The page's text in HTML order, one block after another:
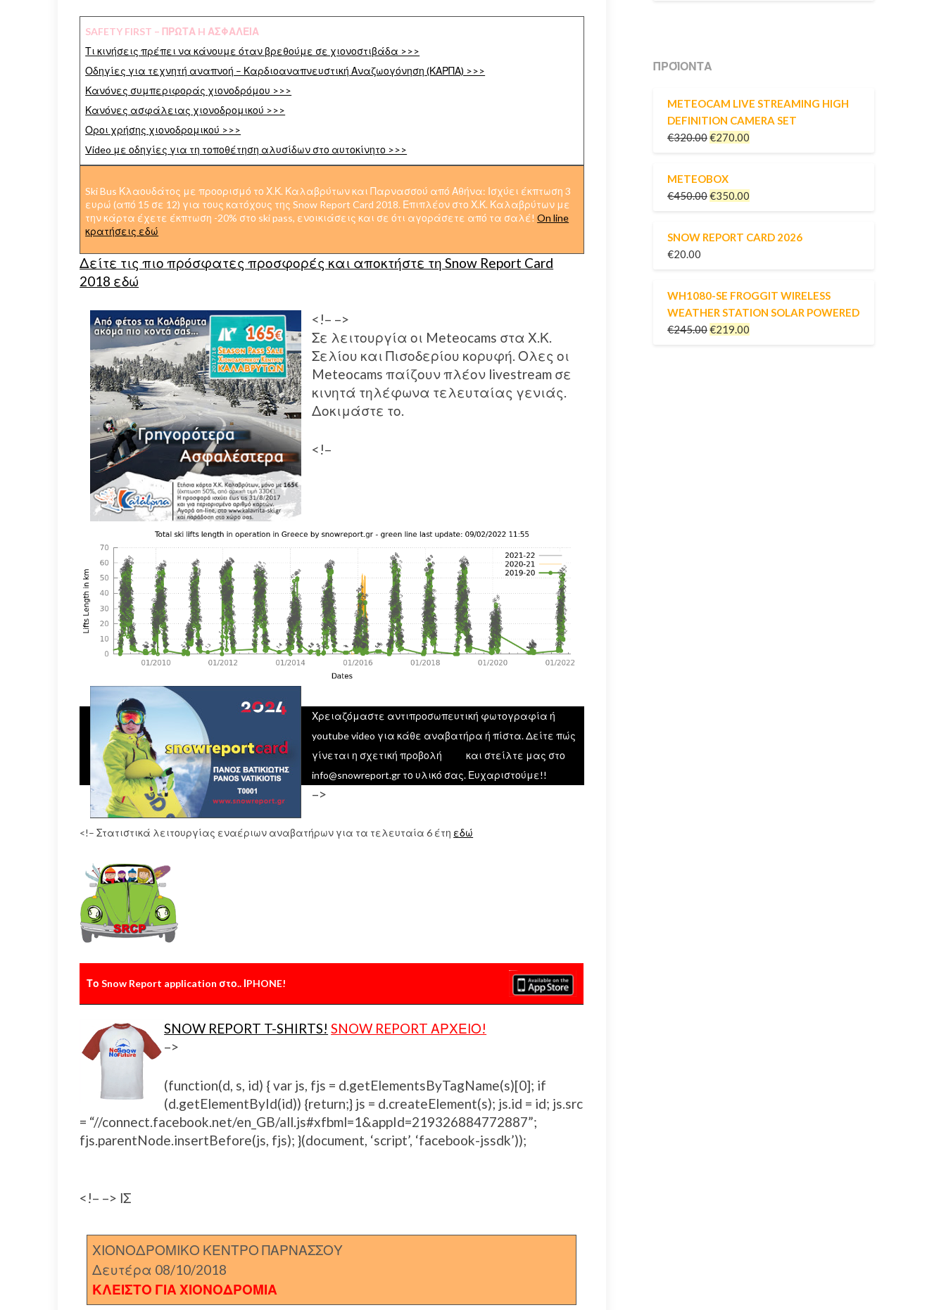
SAFETY FIRST – ΠΡΩΤΑ H ΑΣΦΑΛΕΙΑ
Τι κινήσεις πρέπει να κάνουμε όταν βρεθούμε σε χιονοστιβάδα >>>
Οδηγίες για τεχνητή αναπνοή – Καρδιοαναπνευστική Αναζωογόνηση (ΚΑΡΠΑ) >>>
Κανόνες συμπεριφοράς χιονοδρόμου >>>
Κανόνες ασφάλειας χιονοδρομικού >>>
Οροι χρήσης χιονοδρομικού >>>
Video με οδηγίες για τη τοποθέτηση αλυσίδων στο αυτοκίνητο >>>
Ski Bus Κλαουδάτος με προορισμό το Χ.Κ. Καλαβρύτων και Παρνασσού από Αθήνα: Ισχύει έκπτωση 3
ευρώ (από 15 σε 12) για τους κατόχους της Snow Report Card 2018. Επιπλέον στο Χ.Κ. Καλαβρύτων με
την κάρτα έχετε έκπτωση -20% στο ski pass, ενοικιάσεις και σε ότι αγοράσετε από τα σαλέ!On line
κρατήσεις εδώ
Δείτε τις πιο πρόσφατες προσφορές και αποκτήστε τη Snow Report Card
2018 εδώ
<!– –>
Σε λειτουργία οι Meteocams στα Χ.Κ.
Σελίου και Πισοδερίου κορυφή. Ολες οι
Meteocams παίζουν πλέον livestream σε
κινητά τηλέφωνα τελευταίας γενιάς.
Δοκιμάστε το.
<!–
Χρειαζόμαστε αντιπροσωπευτική φωτογραφία ή
youtube video για κάθε αναβατήρα ή πίστα. Δείτε πώς
γίνεται η σχετική προβολή
και στείλτε μας στο
info@snowreport.gr το υλικό σας. Ευχαριστούμε!!
–>
<!– Στατιστικά λειτουργίας εναέριων αναβατήρων για τα τελευταία 6 έτη εδώ
Το Snow Report application στο.. ΙPHONE!
SNOW REPORT T-SHIRTS! SNOW REPORT ΑΡΧΕΙΟ!
–>
(function(d, s, id) { var js, fjs = d.getElementsByTagName(s)[0]; if
(d.getElementById(id)) {return;} js = d.createElement(s); js.id = id; js.src
= “//connect.facebook.net/en_GB/all.js#xfbml=1&appId=219326884772887”;
fjs.parentNode.insertBefore(js, fjs); }(document, ‘script’, ‘facebook-jssdk’));
<!– –> ΙΣ
ΧΙΟΝΟΔΡΟΜΙΚΟ ΚΕΝΤΡΟ ΠΑΡΝΑΣΣΟΥ
Δευτέρα 08/10/2018
ΚΛΕΙΣΤΟ ΓΙΑ ΧΙΟΝΟΔΡΟΜΙΑ
ΠΡΟΪΌΝΤΑ
METEOCAM LIVE STREAMING HIGH
DEFINITION CAMERA SET
€320.00€270.00
METEOBOX
€450.00€350.00
SNOW REPORT CARD 2026
€20.00
WH1080-SE FROGGIT WIRELESS
WEATHER STATION SOLAR POWERED
€245.00€219.00